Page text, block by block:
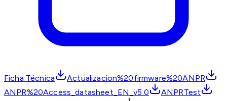
Ficha Técnica
Actualizacion%20firmware%20ANPR
ANPR%20Access_datasheet_EN_v5.0
ANPRTest